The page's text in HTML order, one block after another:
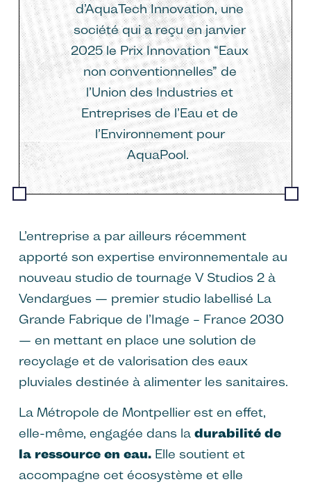
d’AquaTech Innovation, une
société qui a reçu en janvier
2025 le Prix Innovation “Eaux
non conventionnelles” de
l’Union des Industries et
Entreprises de l’Eau et de
l’Environnement pour
AquaPool.
L’entreprise a par ailleurs récemment
apporté son expertise environnementale au
nouveau studio de tournage V Studios 2 à
Vendargues — premier studio labellisé La
Grande Fabrique de l’Image – France 2030
— en mettant en place une solution de
recyclage et de valorisation des eaux
pluviales destinée à alimenter les sanitaires.
La Métropole de Montpellier est en effet,
elle-même, engagée dans la durabilité de
la ressource en eau. Elle soutient et
accompagne cet écosystème et elle